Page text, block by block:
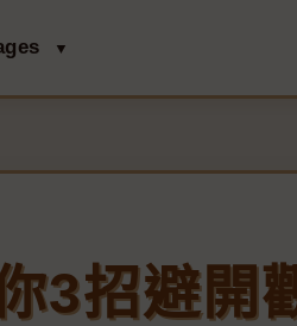
▼
3招避開